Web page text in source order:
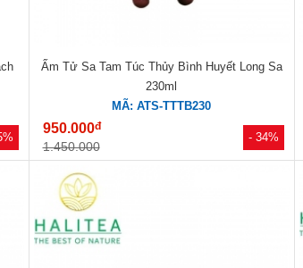
- 34%
Ấm Tử Sa Tam Túc Thủy Bình Huyết Long Sa
230ml
MÃ: ATS-TTTB230
950.000đ
1.450.000